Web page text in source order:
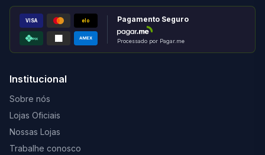
VISA elo
PIX AMEX
Pagamento Seguro
Processado por Pagar.me
Institucional
Sobre nós
Lojas Oficiais
Nossas Lojas
Trabalhe conosco